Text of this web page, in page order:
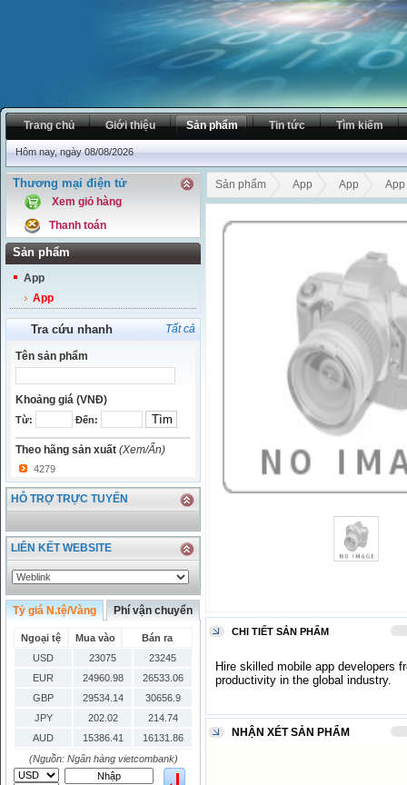
Trang chủ Giới thiệu Sản phẩm Tin tức Tìm kiếm
Hôm nay, ngày 08/08/2026
Thương mại điện tử
Xem giỏ hàng
Thanh toán
Sản phẩm
App
App
Tra cứu nhanh Tất cả
Tên sản phẩm
Khoảng giá (VNĐ)
Từ: Đến:
Theo hãng sản xuất (Xem/Ẩn)
4279
HỖ TRỢ TRỰC TUYẾN
LIÊN KẾT WEBSITE
Tỷ giá N.tệ/Vàng Phí vận chuyển
Ngoại tệ Mua vào
Bán ra
USD
23075
23245
EUR
24960.98
26533.06
GBP
29534.14
30656.9
JPY
202.02
214.74
AUD
15386.41
16131.86
HKD
2906.04
3028.6
SGD
16755.29
17427.08
(Nguồn: Ngân hàng vietcombank)
Sản phẩm App App
CHI TIẾT SẢN PHẨM
Hire skilled mobile app developers
productivity in the global industry.
NHẬN XÉT SẢN PHẨM